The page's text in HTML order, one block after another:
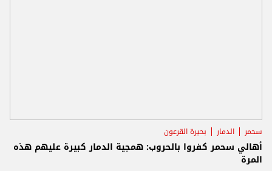
سحمر الدمار بحيرة القرعون
أهالي سحمر كفروا بالحروب: همجية الدمار كبيرة عليهم هذه
المرة